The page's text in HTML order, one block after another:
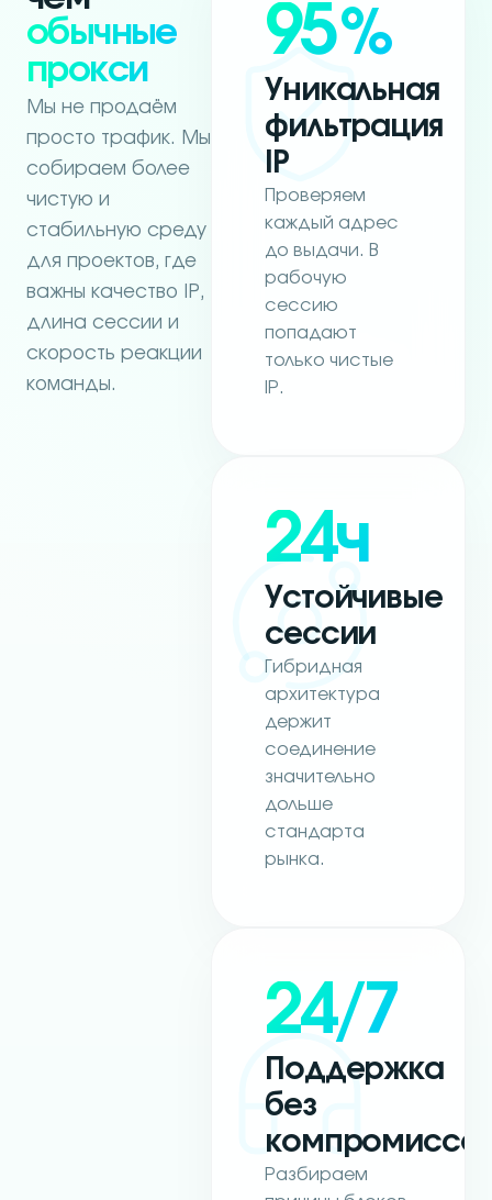
обычные
прокси
Мы не продаём
просто трафик. Мы
собираем более
чистую и
стабильную среду
для проектов, где
важны качество IP,
длина сессии и
скорость реакции
команды.
95%
Уникальная
фильтрация
IP
Проверяем
каждый адрес
до выдачи. В
рабочую
сессию
попадают
только чистые
IP.
24ч
Устойчивые
сессии
Гибридная
архитектура
держит
соединение
значительно
дольше
стандарта
рынка.
24/7
Поддержка
без
Разбираем